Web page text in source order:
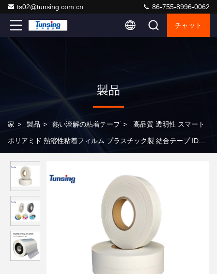
ts02@tunsing.com.cn 86-755-8996-0062
チャット
製品
家 > 製品 > 熱い溶解の粘着テープ > 高品質 透明性 スマート
ポリアミド 熱溶性粘着フィルム プラスチック製 結合テープ IDカ